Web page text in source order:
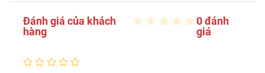
Đánh giá của khách
hàng
0 đánh
giá